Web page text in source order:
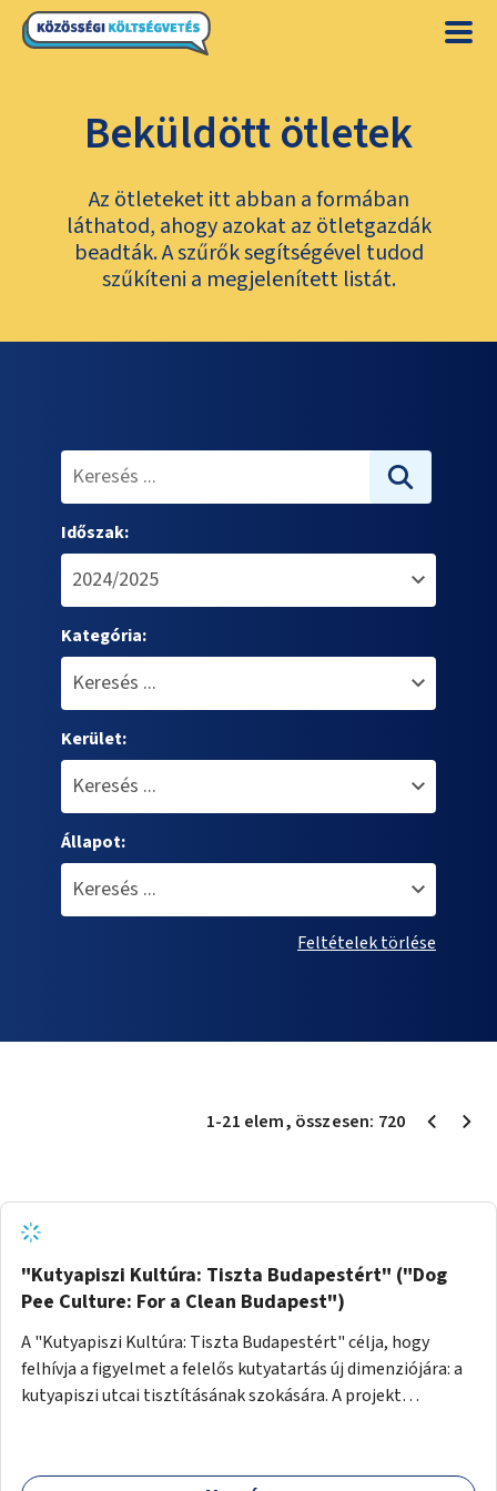
Beküldött ötletek
Az ötleteket itt abban a formában
láthatod, ahogy azokat az ötletgazdák
beadták. A szűrők segítségével tudod
szűkíteni a megjelenített listát.
Időszak:
Kategória:
Kerület:
Állapot:
Feltételek törlése
1-21 elem, összesen: 720
"Kutyapiszi Kultúra: Tiszta Budapestért" ("Dog
Pee Culture: For a Clean Budapest")
A "Kutyapiszi Kultúra: Tiszta Budapestért" célja, hogy
felhívja a figyelmet a felelős kutyatartás új dimenziójára: a
kutyapiszi utcai tisztításának szokására. A projekt
palack vízzel öblítsék le azt, ezzel hozzájárulva a tiszta,